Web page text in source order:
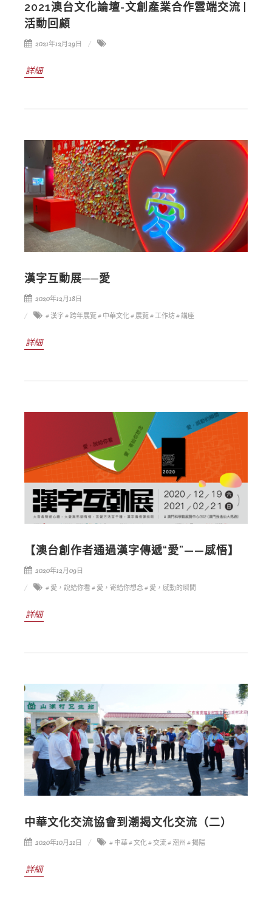
2021澳台文化論壇-文創產業合作雲端交流 |
活動回顧
2021年12月29日
詳細
漢字互動展──愛
2020年12月18日
# 漢字 # 跨年展覽# 中華文化# 展覽# 工作坊# 講座
詳細
【澳台創作者通過漢字傳遞“愛”——感悟】
2020年12月09日
# 愛，說給你看# 愛，寄給你想念# 愛，感動的瞬間
詳細
中華文化交流協會到潮揭文化交流（二）
2020年10月21日 # 中華# 文化# 交流# 潮州 # 揭陽
詳細